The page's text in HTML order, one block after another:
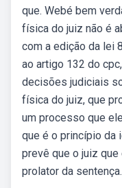
que. Webé bem
física do juiz não é
com a edição da lei
ao artigo 132 do
decisões judiciais
física do juiz, que
um processo que
que é o princípio da
prevê que o juiz
prolator da sentença.